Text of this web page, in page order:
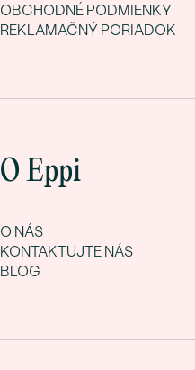
OBCHODNÉ PODMIENKY
REKLAMAČNÝ PORIADOK
O Eppi
O NÁS
KONTAKTUJTE NÁS
BLOG